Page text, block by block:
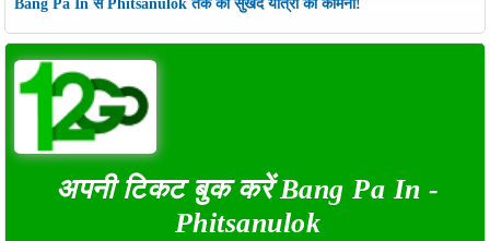
अपनी टिकट बुक करें Bang Pa In -
Phitsanulok